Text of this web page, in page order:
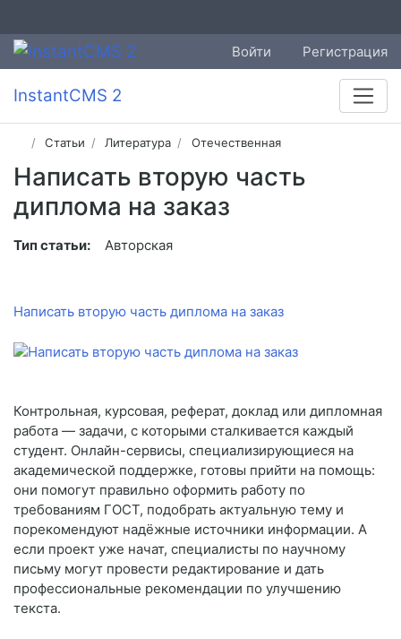
Войти Регистрация
InstantCMS 2
Статьи Литература Отечественная
Написать вторую часть
диплома на заказ
Тип статьи: Авторская
Написать вторую часть диплома на заказ
Контрольная, курсовая, реферат, доклад или дипломная
работа — задачи, с которыми сталкивается каждый
студент. Онлайн-сервисы, специализирующиеся на
академической поддержке, готовы прийти на помощь:
они помогут правильно оформить работу по
требованиям ГОСТ, подобрать актуальную тему и
порекомендуют надёжные источники информации. А
если проект уже начат, специалисты по научному
письму могут провести редактирование и дать
профессиональные рекомендации по улучшению
текста.